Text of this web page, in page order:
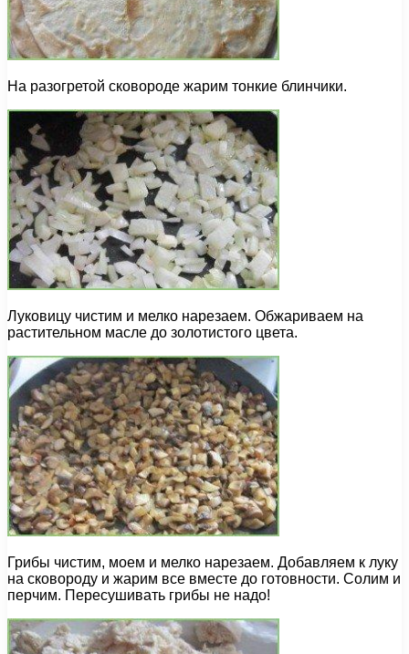
На разогретой сковороде жарим тонкие блинчики.
Луковицу чистим и мелко нарезаем. Обжариваем на
растительном масле до золотистого цвета.
Грибы чистим, моем и мелко нарезаем. Добавляем к луку
на сковороду и жарим все вместе до готовности. Солим и
перчим. Пересушивать грибы не надо!